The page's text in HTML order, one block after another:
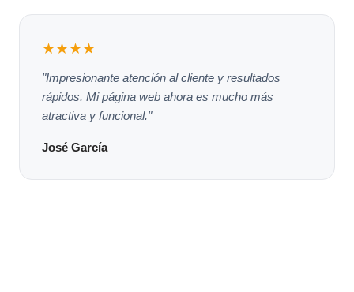
★★★★
"Impresionante atención al cliente y resultados
rápidos. Mi página web ahora es mucho más
atractiva y funcional."
José García